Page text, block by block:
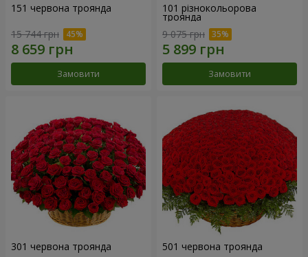
151 червона троянда
15 744 грн
Замовити
101 різнокольорова
троянда
9 075 грн
Замовити
301 червона троянда 501 червона троянда